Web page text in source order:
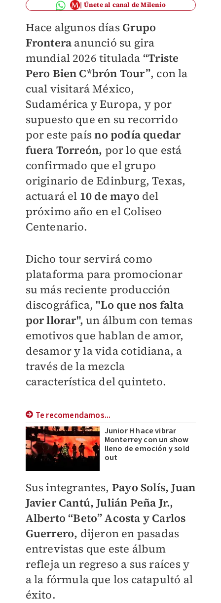
Únete al canal de Milenio
Hace algunos díasGrupo
Frontera anunció su gira
mundial 2026 titulada “Triste
Pero Bien C*brón Tour”, con la
cual visitará México,
Sudamérica y Europa, y por
supuesto que en su recorrido
por este paísno podía quedar
fuera Torreón, por lo que está
confirmado que el grupo
originario de Edinburg, Texas,
actuará el 10 de mayo del
próximo año en el Coliseo
Centenario.
Dicho tour servirá como
plataforma para promocionar
su más reciente producción
discográfica,"Lo que nos falta
por llorar", un álbum con temas
emotivos que hablan de amor,
desamor y la vida cotidiana, a
través de la mezcla
característica del quinteto.
Te recomendamos...
Junior H hace vibrar
Monterrey con un show
lleno de emoción y sold
out
Sus integrantes, Payo Solís, Juan
Javier Cantú, Julián Peña Jr.,
Alberto “Beto” Acosta y Carlos
Guerrero, dijeron en pasadas
entrevistas que este álbum
refleja un regreso a sus raíces y
a la fórmula que los catapultó al
éxito.